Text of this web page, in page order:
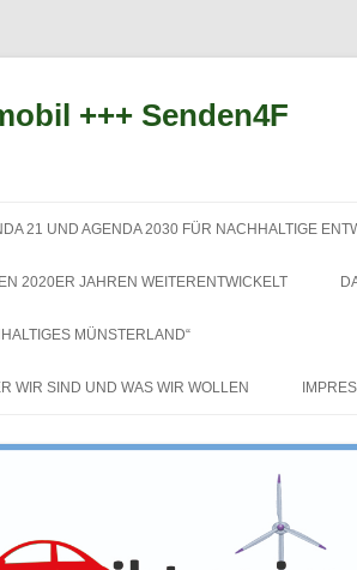
+++ Senden4F
21 UND AGENDA 2030 FÜR NACHHALTIGE
2020ER JAHREN WEITERENTWICKELT
MÜNSTERLAND“
WIR SIND UND WAS WIR WOLLEN